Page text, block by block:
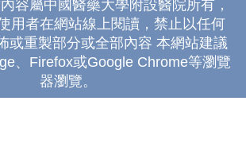
容屬中國醫藥大學附設醫院所有，
用者在網站線上閱讀，禁止以任何
或重製部分或全部內容 本網站建議
、Firefox或Google Chrome等瀏覽
器瀏覽。